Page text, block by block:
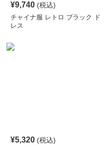
¥9,740 (税込)
チャイナ服 レトロ ブラック ド
レス
¥5,320 (税込)